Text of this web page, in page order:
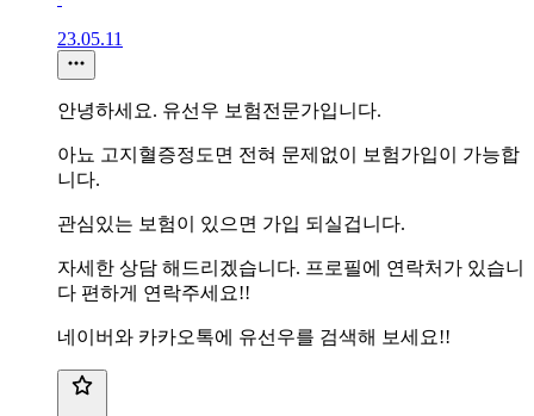
23.05.11
안녕하세요. 유선우 보험전문가입니다.
아뇨 고지혈증정도면 전혀 문제없이 보험가입이 가능합
니다.
관심있는 보험이 있으면 가입 되실겁니다.
자세한 상담 해드리겠습니다. 프로필에 연락처가 있습니
다 편하게 연락주세요!!
네이버와 카카오톡에 유선우를 검색해 보세요!!